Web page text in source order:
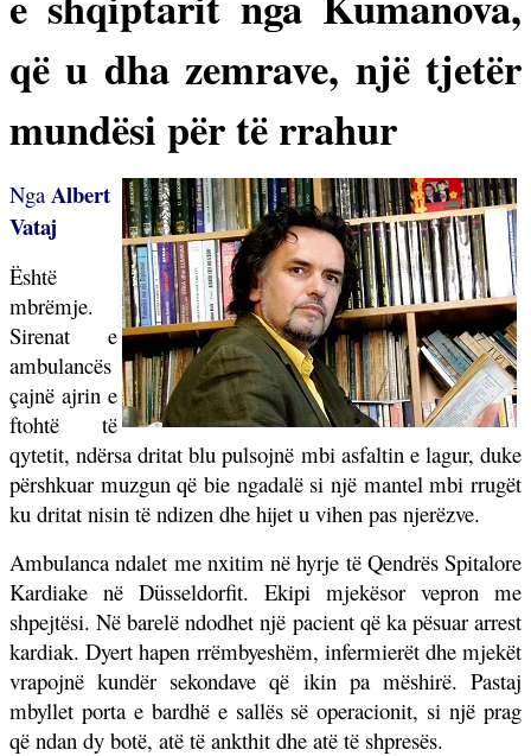
që u dha zemrave, një tjetër
mundësi për të rrahur
Nga Albert
Vataj
Është
mbrëmje.
Sirenat e
ambulancës
çajnë ajrin e
ftohtë të
qytetit, ndërsa dritat blu pulsojnë mbi asfaltin e lagur, duke
përshkuar muzgun që bie ngadalë si një mantel mbi rrugët
ku dritat nisin të ndizen dhe hijet u vihen pas njerëzve.
Ambulanca ndalet me nxitim në hyrje të Qendrës Spitalore
Kardiake në Düsseldorfit. Ekipi mjekësor vepron me
shpejtësi. Në barelë ndodhet një pacient që ka pësuar arrest
kardiak. Dyert hapen rrëmbyeshëm, infermierët dhe mjekët
vrapojnë kundër sekondave që ikin pa mëshirë. Pastaj
mbyllet porta e bardhë e sallës së operacionit, si një prag
që ndan dy botë, atë të ankthit dhe atë të shpresës.